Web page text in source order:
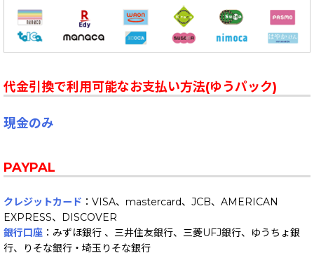
代金引換で利用可能なお支払い方法(ゆうパック)
現金のみ
PAYPAL
クレジットカード ：VISA、mastercard、JCB、AMERICAN
EXPRESS、DISCOVER
銀行口座 ：みずほ銀行 、三井住友銀行、三菱UFJ銀行、ゆうちょ銀
行、りそな銀行・埼玉りそな銀行